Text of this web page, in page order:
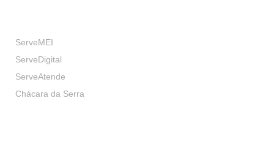
ServeMEI
ServeDigital
ServeAtende
Chácara da Serra